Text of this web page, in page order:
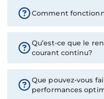
Comment
Qu’est-ce que le
courant continu?
Que pouvez-vous
performances